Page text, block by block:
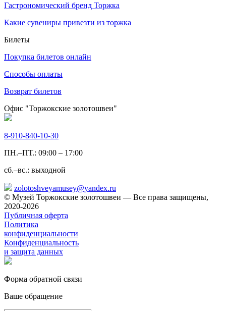
Гастрономический бренд Торжка
Какие сувениры привезти из торжка
Билеты
Покупка билетов онлайн
Способы оплаты
Возврат билетов
Офис "Торжокские золотошвеи"
8-910-840-10-30
ПН.–ПТ.: 09:00 – 17:00
сб.–вс.: выходной
zolotoshveyamusey@yandex.ru
© Музей Торжокские золотошвеи — Все права защищены,
2020-2026
Публичная оферта
Политика
конфиденциальности
Конфиденциальность
и защита данных
Форма обратной связи
Ваше обращение